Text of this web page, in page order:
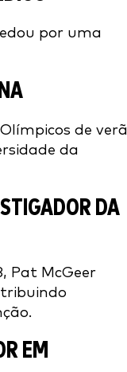
por uma
de
da
DA
Pat McGeer
EM